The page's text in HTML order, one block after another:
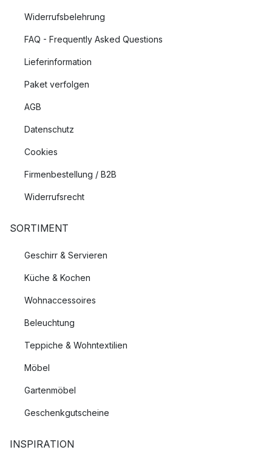
Widerrufsbelehrung
FAQ - Frequently Asked Questions
Lieferinformation
Paket verfolgen
AGB
Datenschutz
Cookies
Firmenbestellung / B2B
Widerrufsrecht
SORTIMENT
Geschirr & Servieren
Küche & Kochen
Wohnaccessoires
Beleuchtung
Teppiche & Wohntextilien
Möbel
Gartenmöbel
Geschenkgutscheine
INSPIRATION